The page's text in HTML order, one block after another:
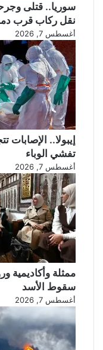
ا
ق
ي
ن
!
سوريا.. قتلى
نقل ركاب قرب
أغسطس 7, 2026
تفشي الوباء
أغسطس 7, 2026
ممثلة وأكاديمية
سقوط الأسد
أغسطس 7, 2026